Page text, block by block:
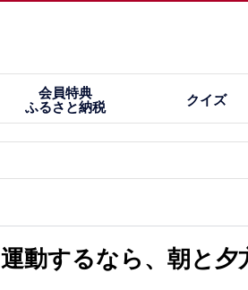
会員特典
ふるさと納税
クイズ
運動するなら、朝と夕